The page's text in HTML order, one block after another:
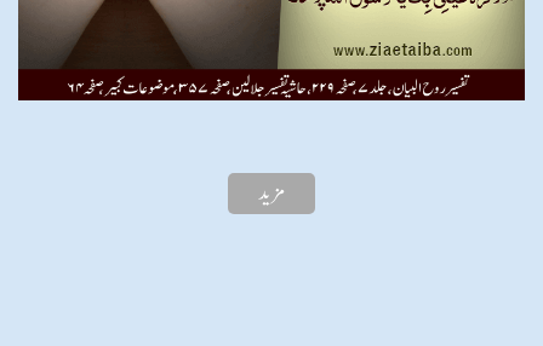
مزيد